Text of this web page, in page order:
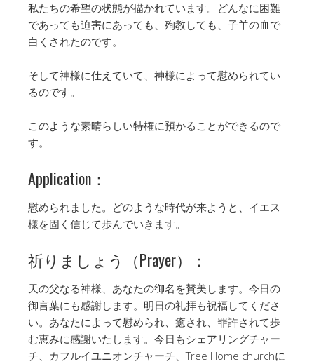
私たちの希望の状態が描かれています。どんなに困難
であっても迫害にあっても、殉教しても、子羊の血で
白くされたのです。
そして神様に仕えていて、神様によって慰められてい
るのです。
このような素晴らしい特権に預かることができるので
す。
Application：
慰められました。どのような時代が来ようと、イエス
様を固く信じて歩んでいきます。
祈りましょう（Prayer）：
天の父なる神様、あなたの御名を賛美します。今日の
御言葉にも感謝します。明日の礼拝も祝福してくださ
い。あなたによって慰められ、癒され、罪許されて歩
む恵みに感謝いたします。今日もシェアリングチャー
チ、カフルイユニオンチャーチ、Tree Home churchに